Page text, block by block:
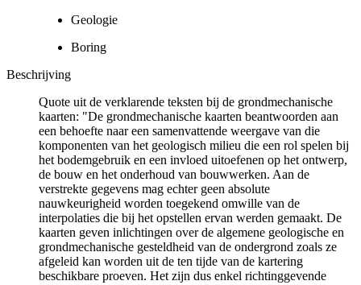
Geologie
Boring
Beschrijving
Quote uit de verklarende teksten bij de grondmechanische
kaarten: "De grondmechanische kaarten beantwoorden aan
een behoefte naar een samenvattende weergave van die
komponenten van het geologisch milieu die een rol spelen bij
het bodemgebruik en een invloed uitoefenen op het ontwerp,
de bouw en het onderhoud van bouwwerken. Aan de
verstrekte gegevens mag echter geen absolute
nauwkeurigheid worden toegekend omwille van de
interpolaties die bij het opstellen ervan werden gemaakt. De
kaarten geven inlichtingen over de algemene geologische en
grondmechanische gesteldheid van de ondergrond zoals ze
afgeleid kan worden uit de ten tijde van de kartering
beschikbare proeven. Het zijn dus enkel richtinggevende